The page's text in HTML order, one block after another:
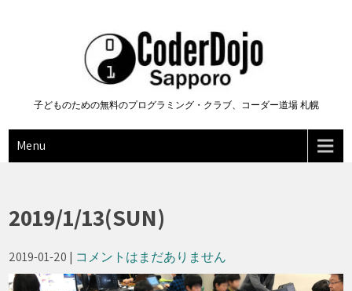
子どものための無料のプログラミング・クラブ、コーダー道場 札幌
Menu
2019/1/13(SUN)
2019-01-20 | コメントはまだありません